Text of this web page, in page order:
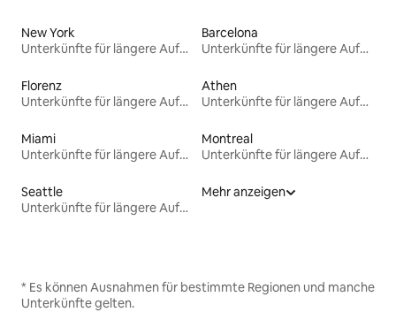
New York
Unterkünfte für längere Aufenthalte
Barcelona
Unterkünfte für längere Aufenthalte
Florenz
Unterkünfte für längere Aufenthalte
Athen
Unterkünfte für längere Aufenthalte
Miami
Unterkünfte für längere Aufenthalte
Montreal
Unterkünfte für längere Aufenthalte
Seattle
Unterkünfte für längere Aufenthalte
Mehr anzeigen
* Es können Ausnahmen für bestimmte Regionen und manche
Unterkünfte gelten.